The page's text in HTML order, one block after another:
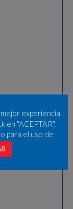
experiencia
en "ACEPTAR",
para el uso de